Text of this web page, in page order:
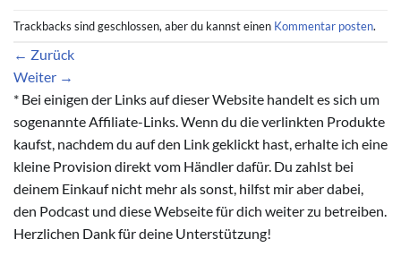
Trackbacks sind geschlossen, aber du kannst einen Kommentar posten.
← Zurück
Weiter →
* Bei einigen der Links auf dieser Website handelt es sich um
sogenannte Affiliate-Links. Wenn du die verlinkten Produkte
kaufst, nachdem du auf den Link geklickt hast, erhalte ich eine
kleine Provision direkt vom Händler dafür. Du zahlst bei
deinem Einkauf nicht mehr als sonst, hilfst mir aber dabei,
den Podcast und diese Webseite für dich weiter zu betreiben.
Herzlichen Dank für deine Unterstützung!